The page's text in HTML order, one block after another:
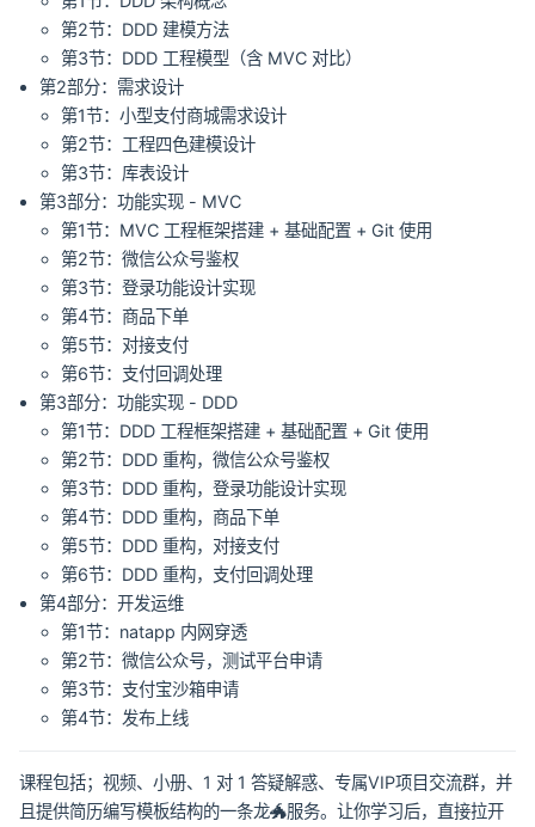
第2节：DDD 建模方法
第3节：DDD 工程模型（含 MVC 对比）
第2部分：需求设计
第1节：小型支付商城需求设计
第2节：工程四色建模设计
第3节：库表设计
第3部分：功能实现 - MVC
第1节：MVC 工程框架搭建 + 基础配置 + Git 使用
第2节：微信公众号鉴权
第3节：登录功能设计实现
第4节：商品下单
第5节：对接支付
第6节：支付回调处理
第3部分：功能实现 - DDD
第1节：DDD 工程框架搭建 + 基础配置 + Git 使用
第2节：DDD 重构，微信公众号鉴权
第3节：DDD 重构，登录功能设计实现
第4节：DDD 重构，商品下单
第5节：DDD 重构，对接支付
第6节：DDD 重构，支付回调处理
第4部分：开发运维
第1节：natapp 内网穿透
第2节：微信公众号，测试平台申请
第3节：支付宝沙箱申请
第4节：发布上线
课程包括；视频、小册、1 对 1 答疑解惑、专属VIP项目交流群，并
且提供简历编写模板结构的一条龙🐲服务。让你学习后，直接拉开